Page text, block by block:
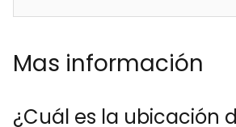
Mas información
¿Cuál es la ubicación